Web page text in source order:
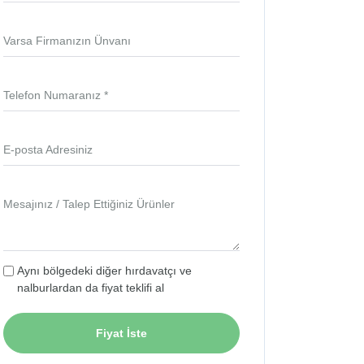
Varsa Firmanızın Ünvanı
Telefon Numaranız *
E-posta Adresiniz
Mesajınız / Talep Ettiğiniz Ürünler
Aynı bölgedeki diğer hırdavatçı ve
nalburlardan da fiyat teklifi al
Fiyat İste